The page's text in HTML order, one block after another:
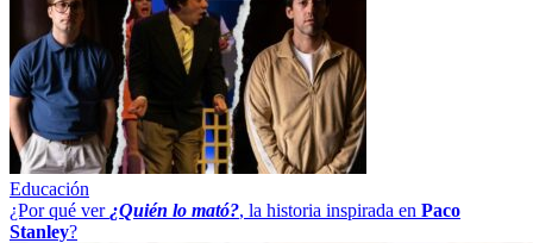
Educación
¿Por qué ver ¿Quién lo mató?, la historia inspirada en Paco
Stanley?